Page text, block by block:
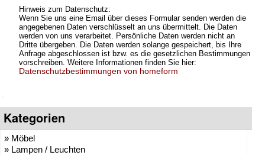
Hinweis zum Datenschutz:
Wenn Sie uns eine Email über dieses Formular senden werden die
angegebenen Daten verschlüsselt an uns übermittelt. Die Daten
werden von uns verarbeitet. Persönliche Daten werden nicht an
Dritte übergeben. Die Daten werden solange gespeichert, bis Ihre
Anfrage abgeschlossen ist bzw. es die gesetzlichen Bestimmungen
vorschreiben. Weitere Informationen finden Sie hier:
Datenschutzbestimmungen von homeform
Kategorien
» Möbel
» Lampen / Leuchten